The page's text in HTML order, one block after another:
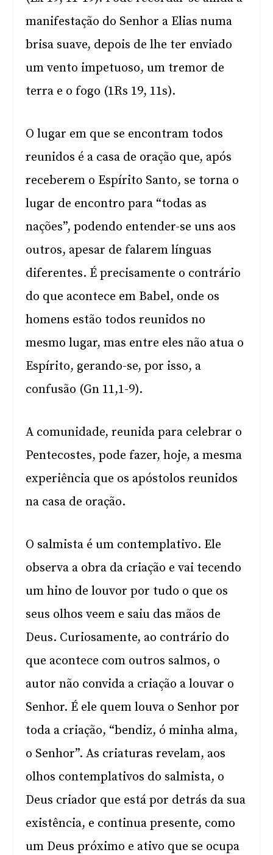
manifestação do Senhor a Elias numa
brisa suave, depois de lhe ter enviado
um vento impetuoso, um tremor de
terra e o fogo (1Rs 19, 11s).
O lugar em que se encontram todos
reunidos é a casa de oração que, após
receberem o Espírito Santo, se torna o
lugar de encontro para “todas as
nações”, podendo entender-se uns aos
outros, apesar de falarem línguas
diferentes. É precisamente o contrário
do que acontece em Babel, onde os
homens estão todos reunidos no
mesmo lugar, mas entre eles não atua o
Espírito, gerando-se, por isso, a
confusão (Gn 11,1-9).
A comunidade, reunida para celebrar o
Pentecostes, pode fazer, hoje, a mesma
experiência que os apóstolos reunidos
na casa de oração.
O salmista é um contemplativo. Ele
observa a obra da criação e vai tecendo
um hino de louvor por tudo o que os
seus olhos veem e saiu das mãos de
Deus. Curiosamente, ao contrário do
que acontece com outros salmos, o
autor não convida a criação a louvar o
Senhor. É ele quem louva o Senhor por
toda a criação, “bendiz, ó minha alma,
o Senhor”. As criaturas revelam, aos
olhos contemplativos do salmista, o
Deus criador que está por detrás da sua
existência, e continua presente, como
um Deus próximo e ativo que se ocupa